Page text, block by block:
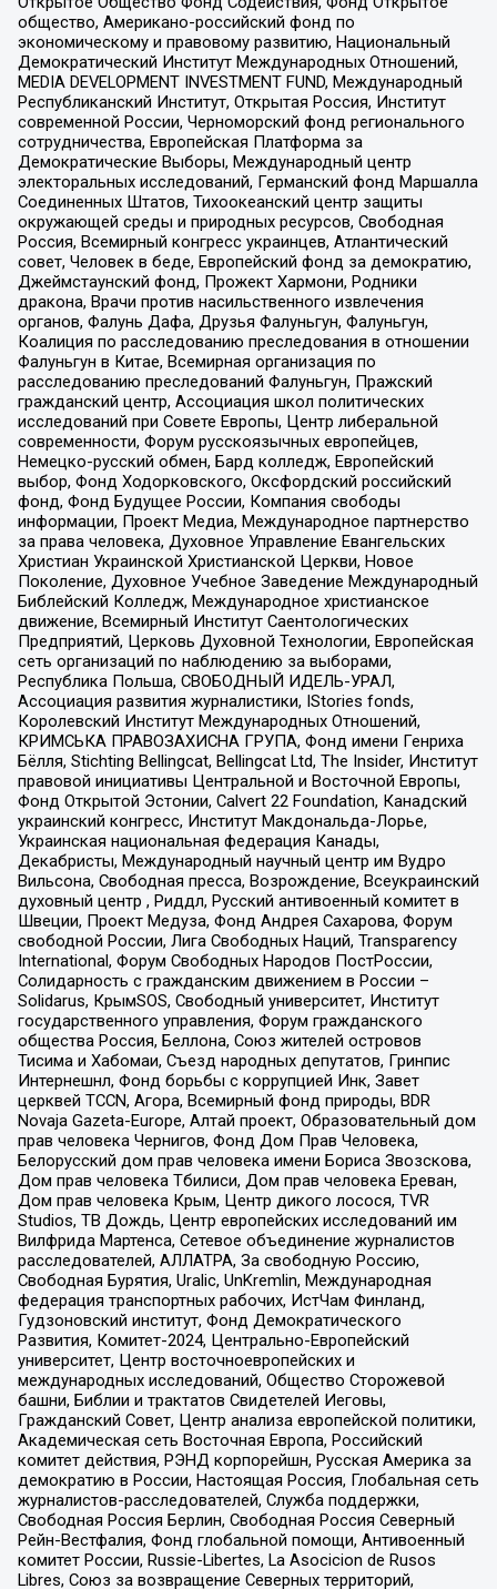
общество, Американо-российский фонд по
экономическому и правовому развитию, Национальный
Демократический Институт Международных Отношений,
MEDIA DEVELOPMENT INVESTMENT FUND, Международный
Республиканский Институт, Открытая Россия, Институт
современной России, Черноморский фонд регионального
сотрудничества, Европейская Платформа за
Демократические Выборы, Международный центр
электоральных исследований, Германский фонд Маршалла
Соединенных Штатов, Тихоокеанский центр защиты
окружающей среды и природных ресурсов, Свободная
Россия, Всемирный конгресс украинцев, Атлантический
совет, Человек в беде, Европейский фонд за демократию,
Джеймстаунский фонд, Прожект Хармони, Родники
дракона, Врачи против насильственного извлечения
органов, Фалунь Дафа, Друзья Фалуньгун, Фалуньгун,
Коалиция по расследованию преследования в отношении
Фалуньгун в Китае, Всемирная организация по
расследованию преследований Фалуньгун, Пражский
гражданский центр, Ассоциация школ политических
исследований при Совете Европы, Центр либеральной
современности, Форум русскоязычных европейцев,
Немецко-русский обмен, Бард колледж, Европейский
выбор, Фонд Ходорковского, Оксфордский российский
фонд, Фонд Будущее России, Компания свободы
информации, Проект Медиа, Международное партнерство
за права человека, Духовное Управление Евангельских
Христиан Украинской Христианской Церкви, Новое
Поколение, Духовное Учебное Заведение Международный
Библейский Колледж, Международное христианское
движение, Всемирный Институт Саентологических
Предприятий, Церковь Духовной Технологии, Европейская
сеть организаций по наблюдению за выборами,
Республика Польша, СВОБОДНЫЙ ИДЕЛЬ-УРАЛ,
Ассоциация развития журналистики, IStories fonds,
Королевский Институт Международных Отношений,
КРИМСЬКА ПРАВОЗАХИСНА ГРУПА, Фонд имени Генриха
Бёлля, Stichting Bellingcat, Bellingcat Ltd, The Insider, Институт
правовой инициативы Центральной и Восточной Европы,
Фонд Открытой Эстонии, Calvert 22 Foundation, Канадский
украинский конгресс, Институт Макдональда-Лорье,
Украинская национальная федерация Канады,
Декабристы, Международный научный центр им Вудро
Вильсона, Свободная пресса, Возрождение, Всеукраинский
духовный центр , Риддл, Русский антивоенный комитет в
Швеции, Проект Медуза, Фонд Андрея Сахарова, Форум
свободной России, Лига Свободных Наций, Transparеncy
International, Форум Свободных Народов ПостРоссии,
Солидарность с гражданским движением в России –
Solidarus, КрымSOS, Свободный университет, Институт
государственного управления, Форум гражданского
общества Россия, Беллона, Союз жителей островов
Тисима и Хабомаи, Съезд народных депутатов, Гринпис
Интернешнл, Фонд борьбы с коррупцией Инк, Завет
церквей TCCN, Агора, Всемирный фонд природы, BDR
Novaja Gazeta-Europe, Алтай проект, Образовательный дом
прав человека Чернигов, Фонд Дом Прав Человека,
Белорусский дом прав человека имени Бориса Звозскова,
Дом прав человека Тбилиси, Дом прав человека Ереван,
Дом прав человека Крым, Центр дикого лосося, TVR
Studios, ТВ Дождь, Центр европейских исследований им
Вилфрида Мартенса, Сетевое объединение журналистов
расследователей, АЛЛАТРА, За свободную Россию,
Свободная Бурятия, Uralic, UnKremlin, Международная
федерация транспортных рабочих, ИстЧам Финланд,
Гудзоновский институт, Фонд Демократического
Развития, Комитет-2024, Центрально-Европейский
университет, Центр восточноевропейских и
международных исследований, Общество Сторожевой
башни, Библии и трактатов Свидетелей Иеговы,
Гражданский Совет, Центр анализа европейской политики,
Академическая сеть Восточная Европа, Российский
комитет действия, РЭНД корпорейшн, Русская Америка за
демократию в России, Настоящая Россия, Глобальная сеть
журналистов-расследователей, Служба поддержки,
Свободная Россия Берлин, Свободная Россия Северный
Рейн-Вестфалия, Фонд глобальной помощи, Антивоенный
комитет России, Russie-Libertes, La Asocicion de Rusos
Libres, Союз за возвращение Северных территорий,